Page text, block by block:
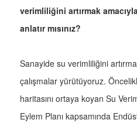
verimliliğini artırmak amacıyla
anlatır mısınız?
Sanayide su verimliliğini
çalışmalar yürütüyoruz.
haritasını ortaya koyan Su
Eylem Planı kapsamında